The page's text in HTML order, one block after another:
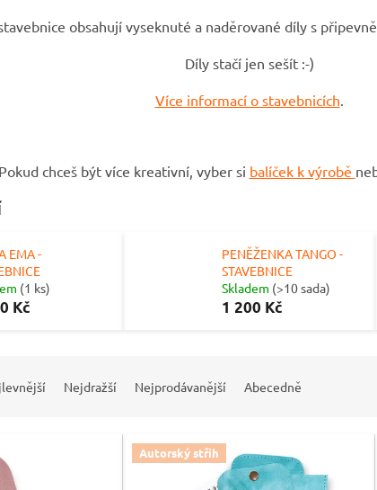
obsahují vyseknuté a naděrované díly s
Díly stačí jen sešít :-)
Více informací o stavebnicích
Pokud chceš být více kreativní, vyber si balíček k výrobě
EMA -
(1 ks)
Kč
PENĚŽENKA TANGO -
STAVEBNICE
Skladem (>10 sada)
1 200 Kč
Nejdražší Nejprodávanější Abecedně
Autorský střih